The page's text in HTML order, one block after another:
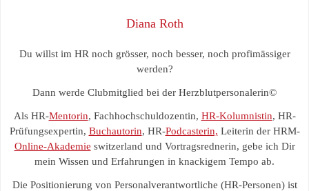
Diana Roth
Du willst im HR noch grösser, noch besser, noch profimässiger
werden?
Dann werde Clubmitglied bei der Herzblutpersonalerin©
Als HR-Mentorin, Fachhochschuldozentin, HR-Kolumnistin, HR-
Prüfungsexpertin, Buchautorin, HR-Podcasterin, Leiterin der HRM-
Online-Akademie switzerland und Vortragsrednerin, gebe ich Dir
mein Wissen und Erfahrungen in knackigem Tempo ab.
Die Positionierung von Personalverantwortliche (HR-Personen) ist